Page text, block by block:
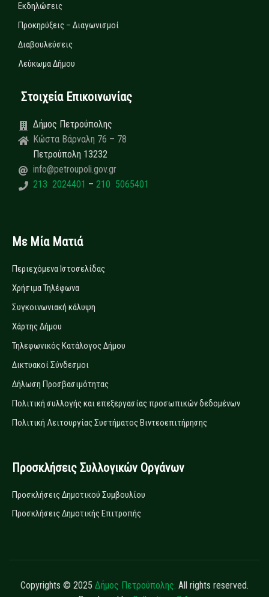
Εκδηλώσεις
Προκηρύξεις – Διαγωνισμοί
Διαβουλεύσεις
Λεύκωμα Δήμου
Στοιχεία Επικοινωνίας
Δήμος Πετρούπολης
Κώστα Βάρναλη 76 – 78
Πετρούπολη 13232
info@petroupoli.gov.gr
213 2024401 – 210 5065401
Με Μία Ματιά
Περιεχόμενα Ιστοσελίδας
Χρήσιμα Τηλέφωνα
Συγκοινωνιακή κάλυψη
Χάρτης Δήμου
Τηλεφωνικός Κατάλογος Δήμου
Δικτυακοί Σύνδεσμοι
Δήλωση Προσβασιμότητας
Πολιτική συλλογής και επεξεργασίας προσωπικών δεδομένων
Πολιτική Λειτουργίας Συστήματος Βιντεοεπιτήρησης
Προσκλήσεις Συλλογικών Οργάνων
Προσκλήσεις Δημοτικού Συμβουλίου
Προσκλήσεις Δημοτικής Επιτροπής
Copyrights © 2025 Δήμος Πετρούπολης. All rights reserved.